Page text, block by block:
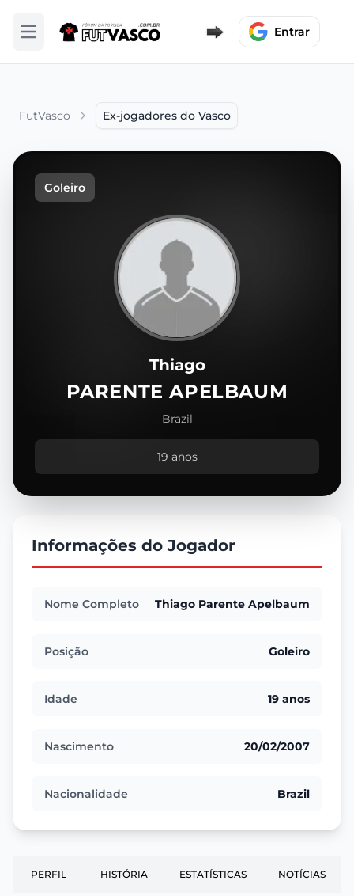
Abrir menu Entrar
FutVasco Ex-jogadores do Vasco
Goleiro
Thiago
PARENTE APELBAUM
Brazil
19 anos
Informações do Jogador
Nome Completo Thiago Parente Apelbaum
Posição Goleiro
Idade 19 anos
Nascimento 20/02/2007
Nacionalidade Brazil
PERFIL HISTÓRIA ESTATÍSTICAS NOTÍCIAS